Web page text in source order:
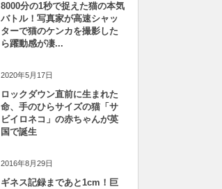
8000分の1秒で捉えた猫の本気
バトル！写真家が高速シャッ
ターで猫のケンカを撮影した
ら躍動感が凄...
2020年5月17日
ロックダウン直前に生まれた
命、手のひらサイズの猫「サ
ビイロネコ」の赤ちゃんが英
国で誕生
2016年8月29日
ギネス記録まであと1cm！巨